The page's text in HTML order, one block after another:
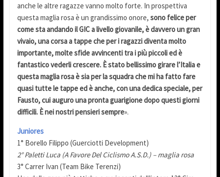
anche le altre ragazze vanno molto forte. In prospettiva
questa maglia rosa è un grandissimo onore, sono felice per
come sta andando il GIC a livello giovanile, è davvero un gran
vivaio, una corsa a tappe che per i ragazzi diventa molto
importante, molte sfide avvincenti tra i più piccoli ed è
fantastico vederli crescere. È stato bellissimo girare l’Italia e
questa maglia rosa è sia per la squadra che mi ha fatto fare
quasi tutte le tappe ed è anche, con una dedica speciale, per
Fausto, cui auguro una pronta guarigione dopo questi giorni
difficili. È nei nostri pensieri sempre».
Juniores
1° Borello Filippo (Guerciotti Development)
2° Paletti Luca (A Favore Del Ciclismo A.S.D.) – maglia rosa
3° Carrer Ivan (Team Bike Terenzi)